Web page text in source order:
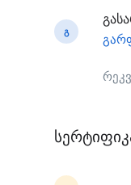
Გ